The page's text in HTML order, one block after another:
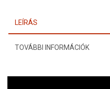
LEÍRÁS
TOVÁBBI INFORMÁCIÓK